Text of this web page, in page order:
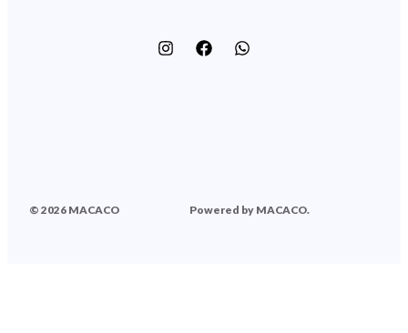
© 2026 MACACO Powered by MACACO.